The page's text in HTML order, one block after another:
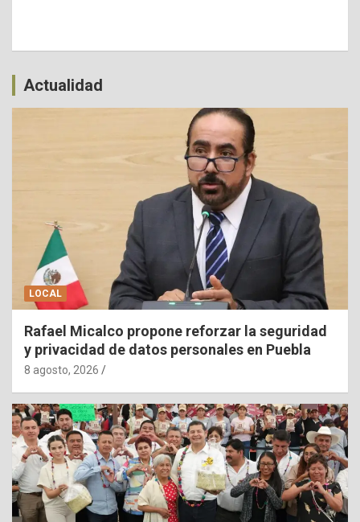
Actualidad
LOCAL
Rafael Micalco propone reforzar la seguridad
y privacidad de datos personales en Puebla
8 agosto, 2026